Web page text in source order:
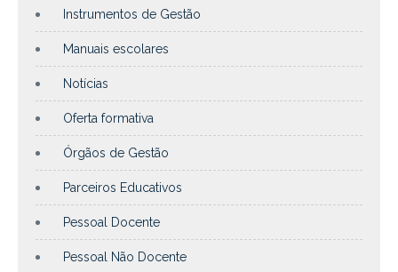
Instrumentos de Gestão
Manuais escolares
Notícias
Oferta formativa
Órgãos de Gestão
Parceiros Educativos
Pessoal Docente
Pessoal Não Docente